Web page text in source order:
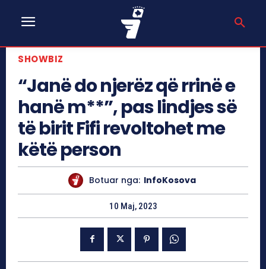
SHOWBIZ
“Janë do njerëz që rrinë e
hanë m**”, pas lindjes së
të birit Fifi revoltohet me
këtë person
Botuar nga: InfoKosova
10 Maj, 2023